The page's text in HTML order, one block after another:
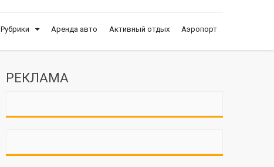
Рубрики Аренда авто Активный отдых Аэропорт
РЕКЛАМА